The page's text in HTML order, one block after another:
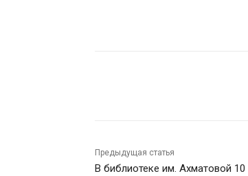
Предыдущая статья
В библиотеке им. Ахматовой